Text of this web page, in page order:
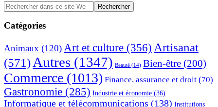
Barre
latérale
principale
Rechercher
dans
ce
site
Catégories
Animaux (120) Art et culture (356) Artisanat
(571) Autres (1347) Beauté (14) Bien-être (200)
Commerce (1013) Finance, assurance et droit (70)
Gastronomie (285) Industrie et économie (36)
Informatique et télécommunications (138) Institutions